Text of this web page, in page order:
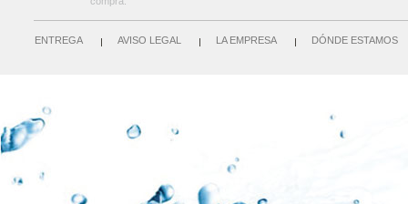
ENTREGA AVISO LEGAL LA EMPRESA DÓNDE ESTAMOS